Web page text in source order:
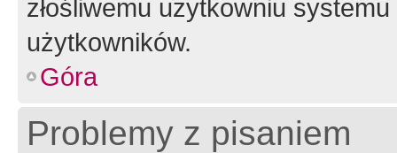
złośliwemu użytkowniu
użytkowników.
Góra
Problemy z pisaniem